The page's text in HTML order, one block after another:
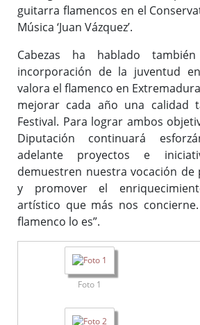
guitarra flamencos en el
Música ‘Juan Vázquez’.
Cabezas ha hablado
incorporación de la juventud
valora el flamenco en
mejorar cada año una calidad
Festival. Para lograr ambos
Diputación continuará
adelante proyectos e
demuestren nuestra vocación
y promover el
artístico que más nos
flamenco lo es”.
Foto 1